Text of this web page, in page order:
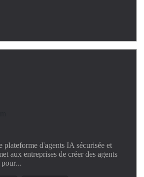
plateforme d'agents IA sécurisée et
aux entreprises de créer des agents